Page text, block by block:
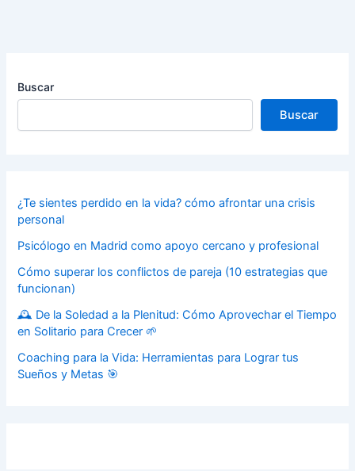
Buscar
Buscar
¿Te sientes perdido en la vida? cómo afrontar una crisis
personal
Psicólogo en Madrid como apoyo cercano y profesional
Cómo superar los conflictos de pareja (10 estrategias que
funcionan)
🕰️ De la Soledad a la Plenitud: Cómo Aprovechar el Tiempo
en Solitario para Crecer 🌱
Coaching para la Vida: Herramientas para Lograr tus
Sueños y Metas 🎯